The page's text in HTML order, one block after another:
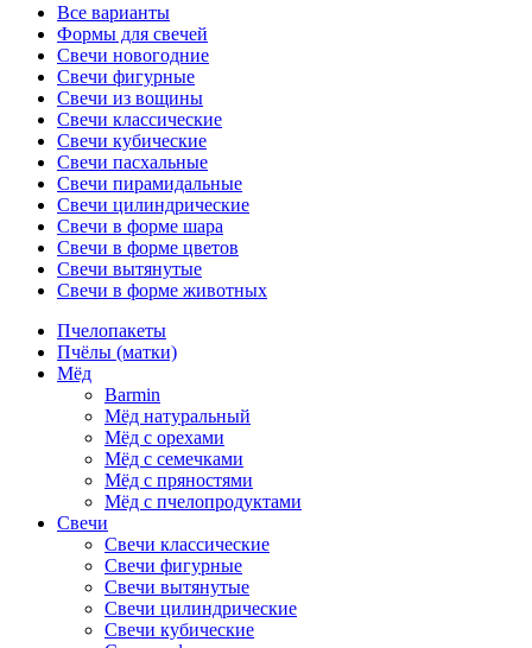
Все варианты
Формы для свечей
Свечи новогодние
Свечи фигурные
Свечи из вощины
Свечи классические
Свечи кубические
Свечи пасхальные
Свечи пирамидальные
Свечи цилиндрические
Свечи в форме шара
Свечи в форме цветов
Свечи вытянутые
Свечи в форме животных
Пчелопакеты
Пчёлы (матки)
Мёд
Barmin
Мёд натуральный
Мёд с орехами
Мёд с семечками
Мёд с пряностями
Мёд с пчелопродуктами
Свечи
Свечи классические
Свечи фигурные
Свечи вытянутые
Свечи цилиндрические
Свечи кубические